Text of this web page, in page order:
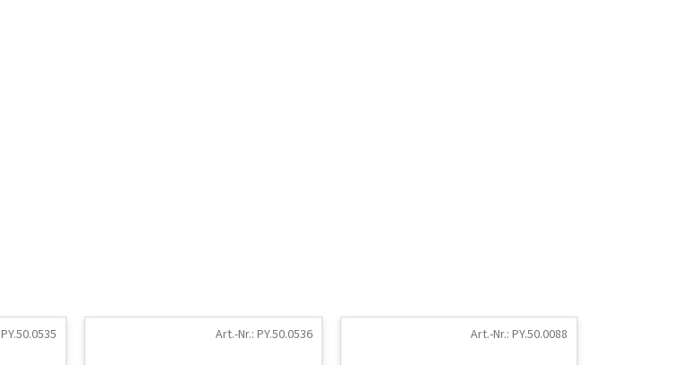
PY.50.0535 Art.-Nr.: PY.50.0536 Art.-Nr.: PY.50.0088